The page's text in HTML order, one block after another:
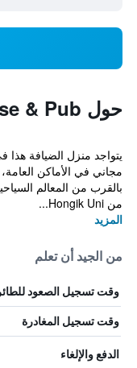
حول Michigan House & Pub
مجاني في الأماكن
بالقرب من المعالم
من Hongik Uni...
المزيد
من الجيد أن تعلم
وقت تسجيل الصعود
وقت تسجيل المغادرة
الدفع والإلغاء